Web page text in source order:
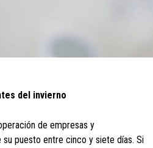
del invierno
de empresas y
su puesto entre cinco y siete días. Si